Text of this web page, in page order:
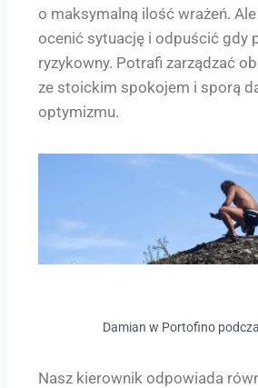
o maksymalną ilość wrażeń.
ocenić sytuację i odpuścić gdy
ryzykowny. Potrafi zarządzać
ze stoickim spokojem i sporą
optymizmu.
Damian w Portofino
Nasz kierownik odpowiada